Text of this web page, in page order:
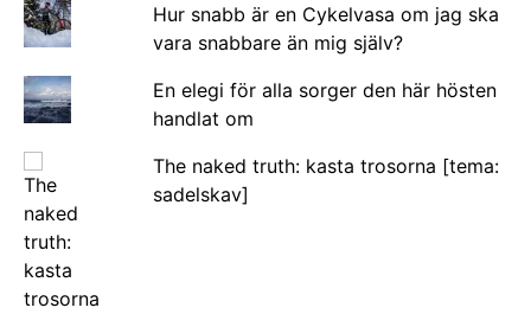
Hur snabb är en Cykelvasa om jag ska
vara snabbare än mig själv?
En elegi för alla sorger den här hösten
handlat om
The naked truth: kasta trosorna [tema:
sadelskav]